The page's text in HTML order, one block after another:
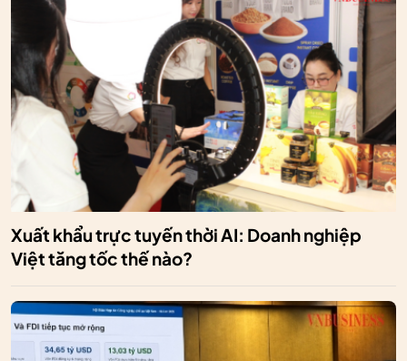
Xuất khẩu trực tuyến thời AI: Doanh nghiệp
Việt tăng tốc thế nào?